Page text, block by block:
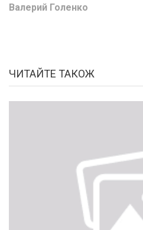
Валерий Голенко
ЧИТАЙТЕ ТАКОЖ